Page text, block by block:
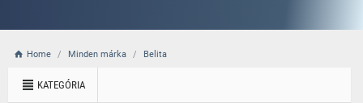
Home Minden márka Belita
KATEGÓRIA